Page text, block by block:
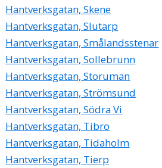
Hantverksgatan, Skene
Hantverksgatan, Slutarp
Hantverksgatan, Smålandsstenar
Hantverksgatan, Sollebrunn
Hantverksgatan, Storuman
Hantverksgatan, Strömsund
Hantverksgatan, Södra Vi
Hantverksgatan, Tibro
Hantverksgatan, Tidaholm
Hantverksgatan, Tierp